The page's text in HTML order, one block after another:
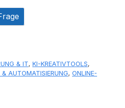
& IT, KI-KREATIVTOOLS,
AUTOMATISIERUNG, ONLINE-